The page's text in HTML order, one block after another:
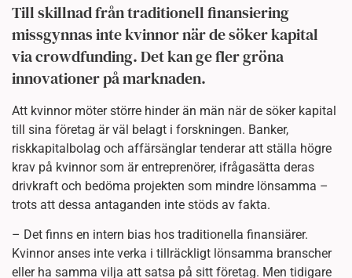
Till skillnad från traditionell finansiering
missgynnas inte kvinnor när de söker kapital
via crowdfunding. Det kan ge fler gröna
innovationer på marknaden.
Att kvinnor möter större hinder än män när de söker kapital
till sina företag är väl belagt i forskningen. Banker,
riskkapitalbolag och affärsänglar tenderar att ställa högre
krav på kvinnor som är entreprenörer, ifrågasätta deras
drivkraft och bedöma projekten som mindre lönsamma –
trots att dessa antaganden inte stöds av fakta.
– Det finns en intern bias hos traditionella finansiärer.
Kvinnor anses inte verka i tillräckligt lönsamma branscher
eller ha samma vilja att satsa på sitt företag. Men tidigare